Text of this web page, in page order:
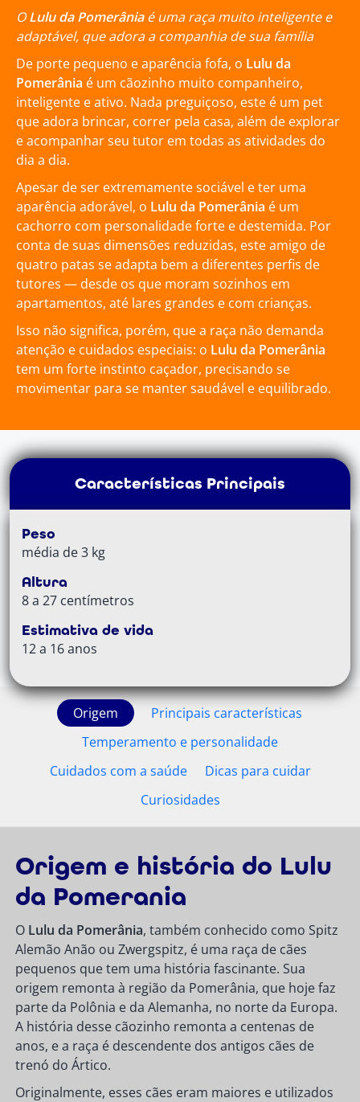
OLulu da Pomerâniaé uma raça muito inteligente e
adaptável, que adora a companhia de sua família
De porte pequeno e aparência fofa, o Lulu da
Pomerânia é um cãozinho muito companheiro,
inteligente e ativo. Nada preguiçoso, este é um pet
que adora brincar, correr pela casa, além de explorar
e acompanhar seu tutor em todas as atividades do
dia a dia.
Apesar de ser extremamente sociável e ter uma
aparência adorável, o Lulu da Pomerânia é um
cachorro com personalidade forte e destemida. Por
conta de suas dimensões reduzidas, este amigo de
quatro patas se adapta bem a diferentes perfis de
tutores — desde os que moram sozinhos em
apartamentos, até lares grandes e com crianças.
Isso não significa, porém, que a raça não demanda
atenção e cuidados especiais: o Lulu da Pomerânia
tem um forte instinto caçador, precisando se
movimentar para se manter saudável e equilibrado.
Características Principais
Peso
média de 3 kg
Altura
8 a 27 centímetros
Estimativa de vida
12 a 16 anos
Origem
Principais características
Temperamento e personalidade
Cuidados com a saúde
Dicas para cuidar
Curiosidades
Origem e história do Lulu
da Pomerania
O Lulu da Pomerânia, também conhecido como Spitz
Alemão Anão ou Zwergspitz, é uma raça de cães
pequenos que tem uma história fascinante. Sua
origem remonta à região da Pomerânia, que hoje faz
parte da Polônia e da Alemanha, no norte da Europa.
A história desse cãozinho remonta a centenas de
anos, e a raça é descendente dos antigos cães de
trenó do Ártico.
Originalmente, esses cães eram maiores e utilizados